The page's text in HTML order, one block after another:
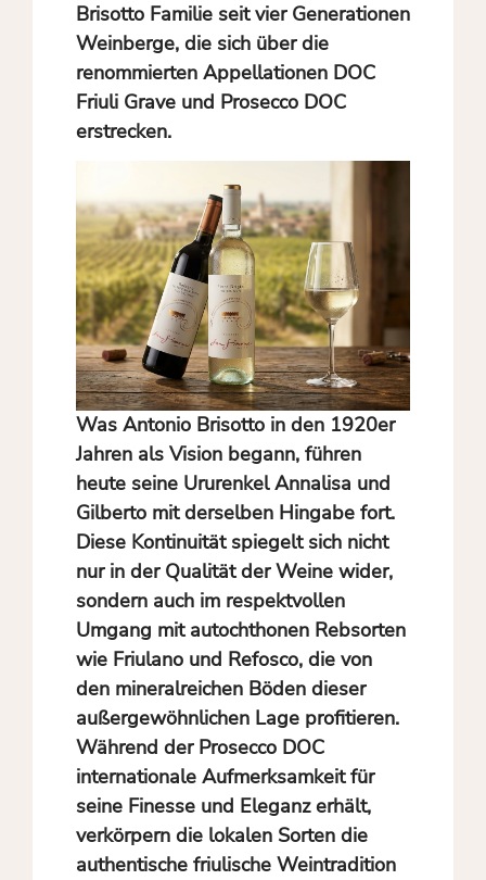
Brisotto Familie seit vier Generationen
Weinberge, die sich über die
renommierten Appellationen DOC
Friuli Grave und Prosecco DOC
erstrecken.
Was Antonio Brisotto in den 1920er
Jahren als Vision begann, führen
heute seine Ururenkel Annalisa und
Gilberto mit derselben Hingabe fort.
Diese Kontinuität spiegelt sich nicht
nur in der Qualität der Weine wider,
sondern auch im respektvollen
Umgang mit autochthonen Rebsorten
wie Friulano und Refosco, die von
den mineralreichen Böden dieser
außergewöhnlichen Lage profitieren.
Während der Prosecco DOC
internationale Aufmerksamkeit für
seine Finesse und Eleganz erhält,
verkörpern die lokalen Sorten die
authentische friulische Weintradition